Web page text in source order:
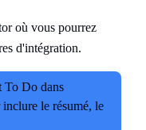
où vous pourrez
d'intégration.